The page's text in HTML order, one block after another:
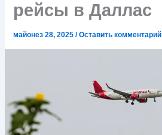
рейсы в Даллас
майонез 28, 2025/Оставить комментарий